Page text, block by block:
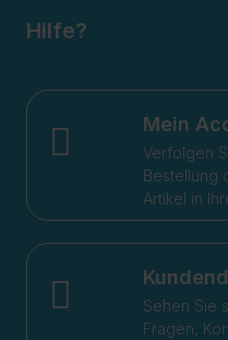
Hilfe?
Mein
Verfolgen
Bestellung
Artikel in
Sehen Sie
Fragen,